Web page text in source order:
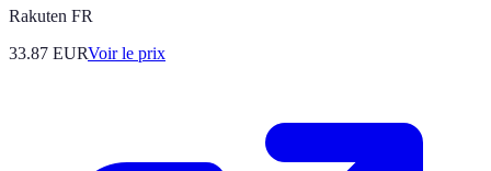
Rakuten FR
33.87 EURVoir le prix